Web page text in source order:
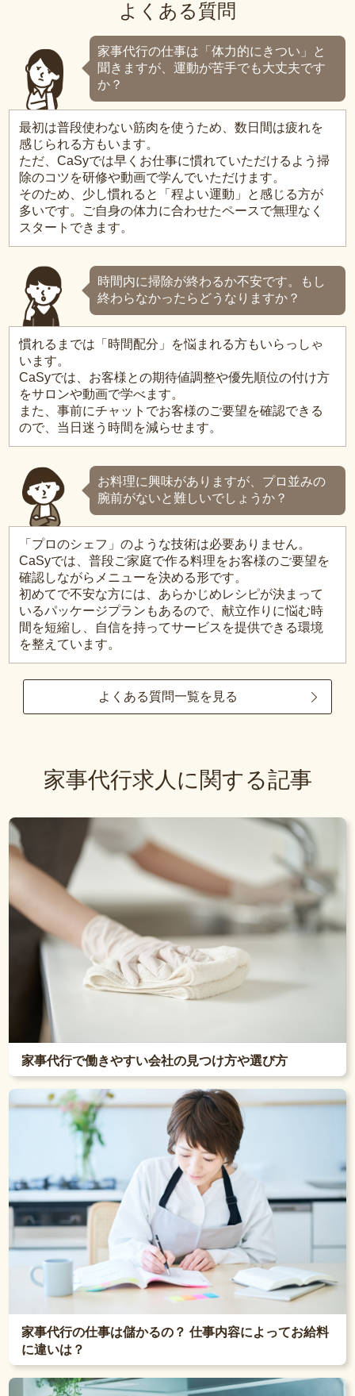
よくある質問
家事代行の仕事は「体力的にきつい」と
聞きますが、運動が苦手でも大丈夫です
か？
最初は普段使わない筋肉を使うため、数日間は疲れを
感じられる方もいます。
ただ、CaSyでは早くお仕事に慣れていただけるよう掃
除のコツを研修や動画で学んでいただけます。
そのため、少し慣れると「程よい運動」と感じる方が
多いです。ご自身の体力に合わせたペースで無理なく
スタートできます。
時間内に掃除が終わるか不安です。もし
終わらなかったらどうなりますか？
慣れるまでは「時間配分」を悩まれる方もいらっしゃ
います。
CaSyでは、お客様との期待値調整や優先順位の付け方
をサロンや動画で学べます。
また、事前にチャットでお客様のご要望を確認できる
ので、当日迷う時間を減らせます。
お料理に興味がありますが、プロ並みの
腕前がないと難しいでしょうか？
「プロのシェフ」のような技術は必要ありません。
CaSyでは、普段ご家庭で作る料理をお客様のご要望を
確認しながらメニューを決める形です。
初めてで不安な方には、あらかじめレシピが決まって
いるパッケージプランもあるので、献立作りに悩む時
間を短縮し、自信を持ってサービスを提供できる環境
を整えています。
よくある質問一覧を見る
家事代行求人に関する記事
家事代行で働きやすい会社の見つけ方や選び方
家事代行の仕事は儲かるの？ 仕事内容によってお給料
に違いは？